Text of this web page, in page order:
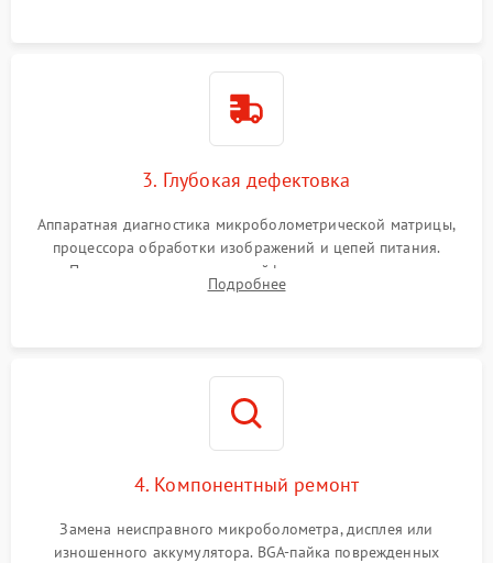
3. Глубокая дефектовка
Аппаратная диагностика микроболометрической матрицы,
процессора обработки изображений и цепей питания.
Проверка целостности шлейфов, модуля памяти и
интерфейсов связи. Выявление сгоревших SMD-компонентов
Подробнее
4. Компонентный ремонт
Замена неисправного микроболометра, дисплея или
изношенного аккумулятора. BGA-пайка поврежденных